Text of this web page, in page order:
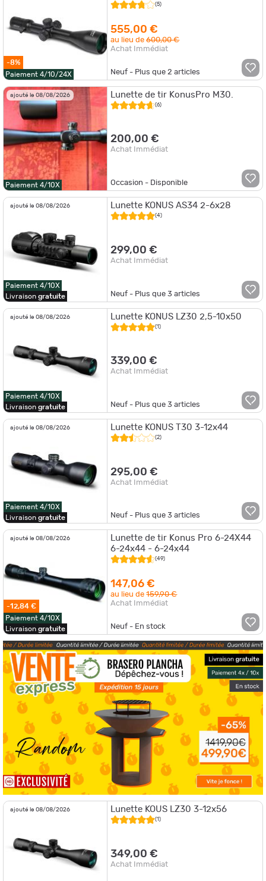
-8%
Paiement 4/10/24X
(5)
555,00 €
au lieu de600,00 €
Achat Immédiat
Neuf - Plus que2 articles
ajouté le 08/08/2026
Paiement 4/10X
Lunette de tir KonusPro M30.
(6)
200,00 €
Achat Immédiat
Occasion - Disponible
ajouté le 08/08/2026
Paiement 4/10X
Livraison gratuite
Lunette KONUS AS34 2-6x28
(4)
299,00 €
Achat Immédiat
Neuf - Plus que3 articles
ajouté le 08/08/2026
Paiement 4/10X
Livraison gratuite
Lunette KONUS LZ30 2,5-10x50
(1)
339,00 €
Achat Immédiat
Neuf - Plus que3 articles
ajouté le 08/08/2026
Paiement 4/10X
Livraison gratuite
Lunette KONUS T30 3-12x44
(2)
295,00 €
Achat Immédiat
Neuf - Plus que3 articles
ajouté le 08/08/2026
-12,84 €
Paiement 4/10X
Livraison gratuite
Lunette de tir Konus Pro 6-24X44
6-24x44 - 6-24x44
(49)
147,06 €
au lieu de159,90 €
Achat Immédiat
Neuf - En stock
ajouté le 08/08/2026 Lunette KOUS LZ30 3-12x56
(1)
349,00 €
Achat Immédiat